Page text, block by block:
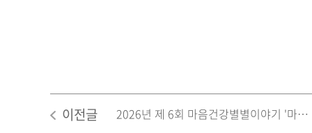
이전글 2026년 제 6회 마음건강별별이야기 '마음별' 공모전 '산문 부문' - 흐르는 강 '아름다운 회복자'